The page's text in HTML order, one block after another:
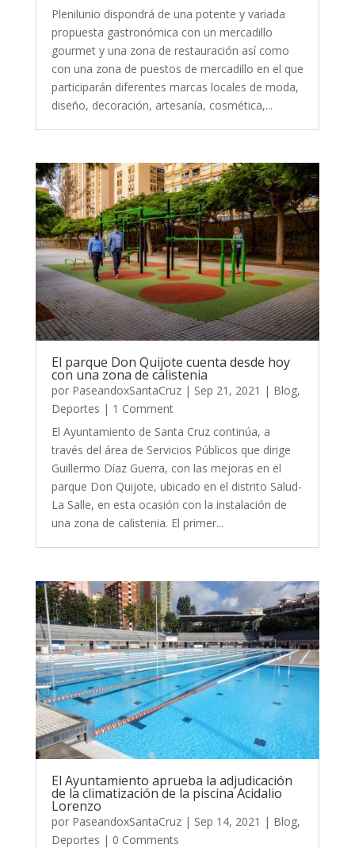
Plenilunio dispondrá de una potente y variada
propuesta gastronómica con un mercadillo
gourmet y una zona de restauración así como
con una zona de puestos de mercadillo en el que
participarán diferentes marcas locales de moda,
diseño, decoración, artesanía, cosmética,...
El parque Don Quijote cuenta desde hoy
con una zona de calistenia
por PaseandoxSantaCruz| Sep 21, 2021 | Blog,
Deportes | 1 Comment
El Ayuntamiento de Santa Cruz continúa, a
través del área de Servicios Públicos que dirige
Guillermo Díaz Guerra, con las mejoras en el
parque Don Quijote, ubicado en el distrito Salud-
La Salle, en esta ocasión con la instalación de
una zona de calistenia. El primer...
El Ayuntamiento aprueba la adjudicación
de la climatización de la piscina Acidalio
Lorenzo
por PaseandoxSantaCruz| Sep 14, 2021 | Blog,
Deportes | 0 Comments